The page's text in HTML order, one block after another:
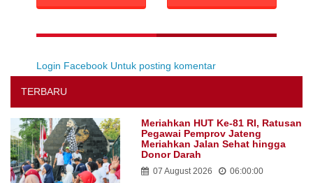
Login Facebook Untuk posting komentar
TERBARU
Meriahkan HUT Ke-81 RI, Ratusan
Pegawai Pemprov Jateng
Meriahkan Jalan Sehat hingga
Donor Darah
07 August 2026 06:00:00